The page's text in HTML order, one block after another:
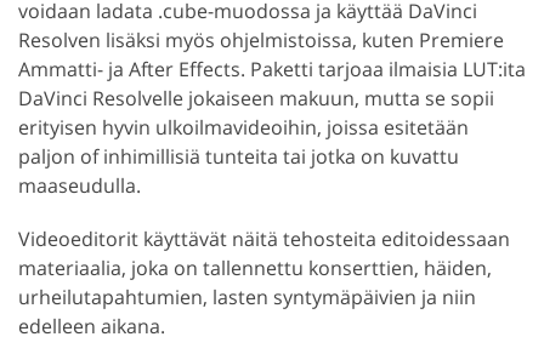
voidaan ladata .cube-muodossa ja käyttää DaVinci
Resolven lisäksi myös ohjelmistoissa, kuten Premiere
Ammatti- ja After Effects. Paketti tarjoaa ilmaisia LUT:ita
DaVinci Resolvelle jokaiseen makuun, mutta se sopii
erityisen hyvin ulkoilmavideoihin, joissa esitetään
paljon of inhimillisiä tunteita tai jotka on kuvattu
maaseudulla.
Videoeditorit käyttävät näitä tehosteita editoidessaan
materiaalia, joka on tallennettu konserttien, häiden,
urheilutapahtumien, lasten syntymäpäivien ja niin
edelleen aikana.